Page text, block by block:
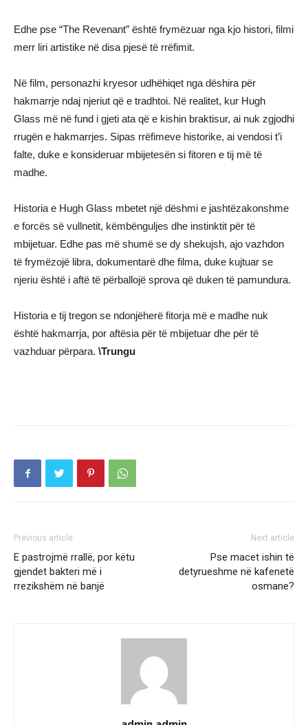
Edhe pse “The Revenant” është frymëzuar nga kjo histori, filmi
merr liri artistike në disa pjesë të rrëfimit.
Në film, personazhi kryesor udhëhiqet nga dëshira për
hakmarrje ndaj njeriut që e tradhtoi. Në realitet, kur Hugh
Glass më në fund i gjeti ata që e kishin braktisur, ai nuk zgjodhi
rrugën e hakmarrjes. Sipas rrëfimeve historike, ai vendosi t’i
falte, duke e konsideruar mbijetesën si fitoren e tij më të
madhe.
Historia e Hugh Glass mbetet një dëshmi e jashtëzakonshme
e forcës së vullnetit, këmbënguljes dhe instinktit për të
mbijetuar. Edhe pas më shumë se dy shekujsh, ajo vazhdon
të frymëzojë libra, dokumentarë dhe filma, duke kujtuar se
njeriu është i aftë të përballojë sprova që duken të pamundura.
Historia e tij tregon se ndonjëherë fitorja më e madhe nuk
është hakmarrja, por aftësia për të mbijetuar dhe për të
vazhduar përpara. \Trungu
Previous article
E pastrojmë rrallë, por këtu
gjendet bakteri më i
rrezikshëm në banjë
Next article
Pse macet ishin të
detyrueshme në kafenetë
osmane?